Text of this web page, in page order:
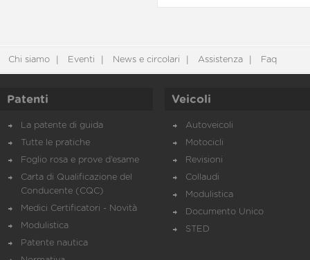
Chi siamo Eventi News e circolari Assistenza Faq
Patenti
La patente di guida
Tutte le pratiche
Foglio rosa e prove d’esame
Carta di Qualificazione del
Conducente (CQC)
Medici Certificatori - Novità
Modulistica
Patente nautica
Veicoli
Autoveicoli
Motocicli
Revisioni
Collaudi
Modulistica
Documento Unico
STED